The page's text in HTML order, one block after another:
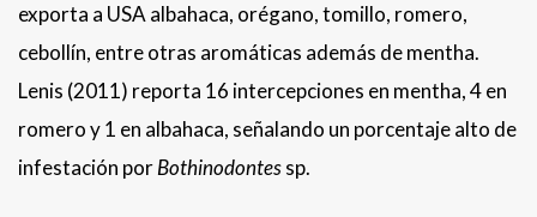
exporta a USA albahaca, orégano, tomillo, romero,
cebollín, entre otras aromáticas además de mentha.
Lenis (2011) reporta 16 intercepciones en mentha, 4 en
romero y 1 en albahaca, señalando un porcentaje alto de
infestación porBothinodontessp.